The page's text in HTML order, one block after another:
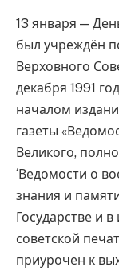
13 января —
был учреждён
Верховного
декабря 1991
началом
газеты
Великого,
‘Ведомости о
знания и
Государстве и
советской
приурочен к